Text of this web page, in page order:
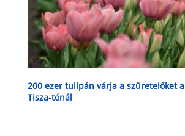
200 ezer tulipán várja a szüretelőket a
Tisza-tónál